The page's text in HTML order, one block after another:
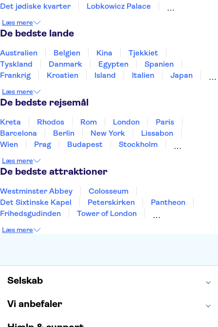
Det jødiske kvarter
Lobkowicz Palace
Theresienstadt koncentrationslejr
National Museum Prague
Pilsner Urquell Bryggeriet
Museum of Communism
Wallenstein Palace
Læs mere
De bedste lande
Australien Belgien Kina
Tjekkiet
Tyskland
Danmark Egypten
Spanien
Frankrig
Kroatien Island Italien
Japan
Thailand
Tyrkiet
Læs mere
De bedste rejsemål
Kreta Rhodos Rom London
Paris
Barcelona
Berlin New York
Lissabon
Wien
Prag Budapest
Stockholm
Aarhus
Helsingborg
Læs mere
De bedste attraktioner
Westminster Abbey
Colosseum
Det Sixtinske Kapel
Peterskirken
Pantheon
Frihedsgudinden
Tower of London
Burj Khalifa
Læs mere
Selskab
Vi anbefaler